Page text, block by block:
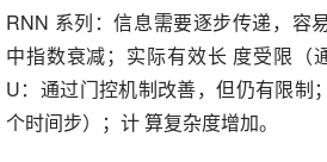
RNN 系列：信息需要逐步传递，容
中指数衰减；实际有效长 度受限（
U：通过门控机制改善，但仍有限制
个时间步）；计 算复杂度增加。